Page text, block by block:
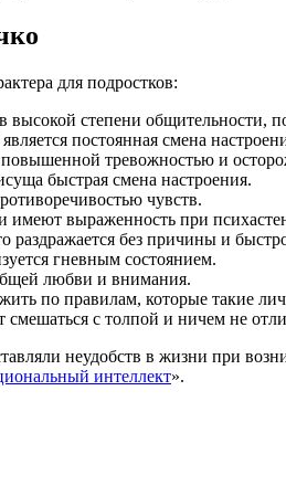
для подростков:
степени общительности,
постоянная смена
повышенной тревожностью и
быстрая смена настроения.
чувств.
имеют выраженность при
раздражается без причины и
гневным состоянием.
любви и внимания.
по правилам, которые такие
с толпой и ничем не
неудобств в жизни при
интеллект».